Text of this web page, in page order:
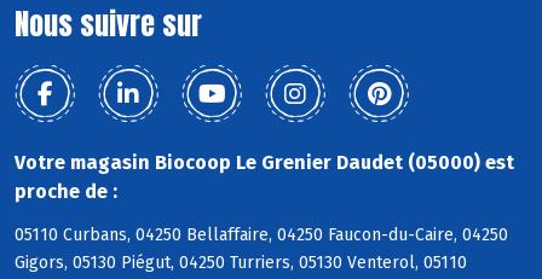
Nous suivre sur
Votre magasin Biocoop Le Grenier Daudet (05000) est
proche de :
05110 Curbans, 04250 Bellaffaire, 04250 Faucon-du-Caire, 04250
Gigors, 05130 Piégut, 04250 Turriers, 05130 Venterol, 05110